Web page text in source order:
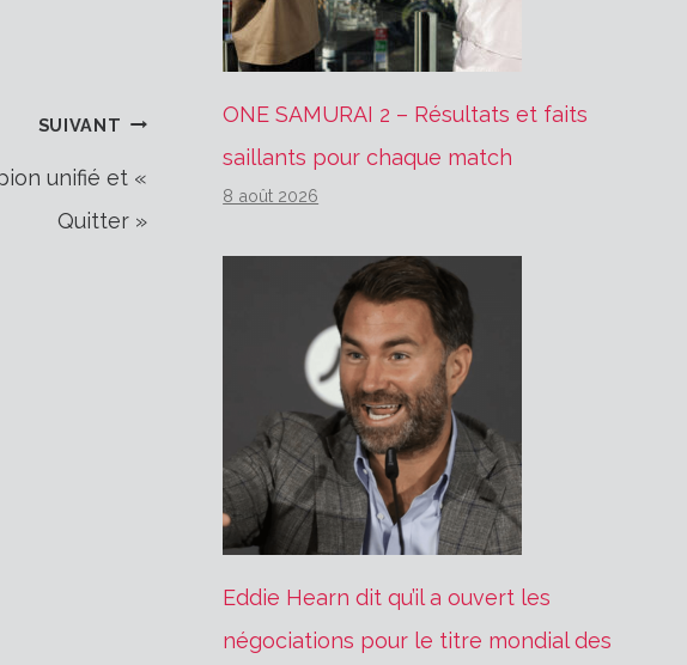
SUIVANT
unifié et «
Quitter »
ONE SAMURAI 2 – Résultats et faits
saillants pour chaque match
8 août 2026
Eddie Hearn dit qu’il a ouvert les
négociations pour le titre mondial des